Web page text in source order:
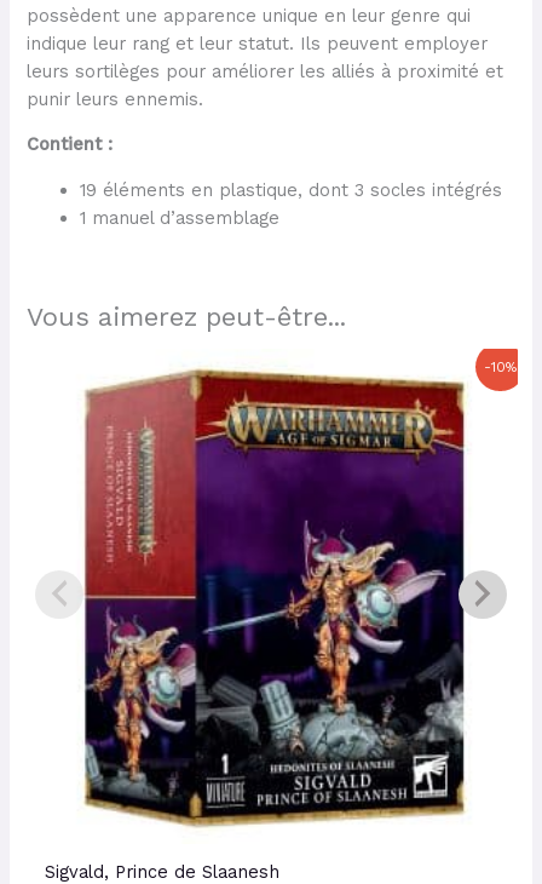
possèdent une apparence unique en leur genre qui
indique leur rang et leur statut. Ils peuvent employer
leurs sortilèges pour améliorer les alliés à proximité et
punir leurs ennemis.
Contient :
19 éléments en plastique, dont 3 socles intégrés
1 manuel d’assemblage
Vous aimerez peut-être...
-10%
Sigvald, Prince de Slaanesh
prix
était :
51,50 €.
prix
actuel
46,35 €.